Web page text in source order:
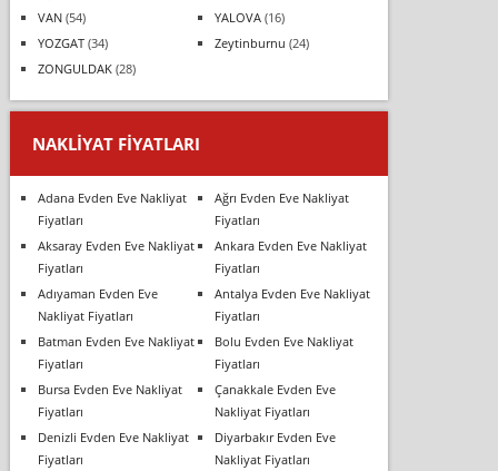
VAN(54) YALOVA(16)
YOZGAT(34) Zeytinburnu (24)
ZONGULDAK(28)
NAKLIYAT FIYATLARI
Adana Evden Eve Nakliyat
Fiyatları
Ağrı Evden Eve Nakliyat
Fiyatları
Aksaray Evden Eve Nakliyat
Fiyatları
Ankara Evden Eve Nakliyat
Fiyatları
Adıyaman Evden Eve
Nakliyat Fiyatları
Antalya Evden Eve Nakliyat
Fiyatları
Batman Evden Eve Nakliyat
Fiyatları
Bolu Evden Eve Nakliyat
Fiyatları
Bursa Evden Eve Nakliyat
Fiyatları
Çanakkale Evden Eve
Nakliyat Fiyatları
Denizli Evden Eve Nakliyat
Fiyatları
Diyarbakır Evden Eve
Nakliyat Fiyatları